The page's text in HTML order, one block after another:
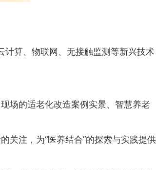
计算、物联网、无接触监测等新兴技术
场的适老化改造案例实景、智慧养老
关注，为“医养结合”的探索与实践提供